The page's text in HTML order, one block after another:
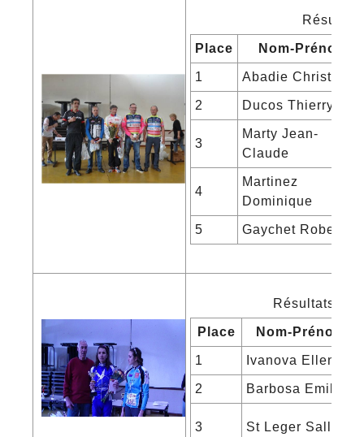
Place Nom-Prénom
1 Abadie Christian
2 Ducos Thierry
3
Marty Jean-
Claude
4
Martinez
Dominique
5 Gaychet Robert
Résultats
Place Nom-Prénom
1 Ivanova Ellena
2 Barbosa Emilie
3 St Leger Sally